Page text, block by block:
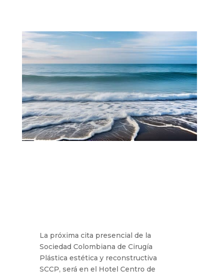
La próxima cita presencial de la
Sociedad Colombiana de Cirugía
Plástica estética y reconstructiva
SCCP, será en el Hotel Centro de